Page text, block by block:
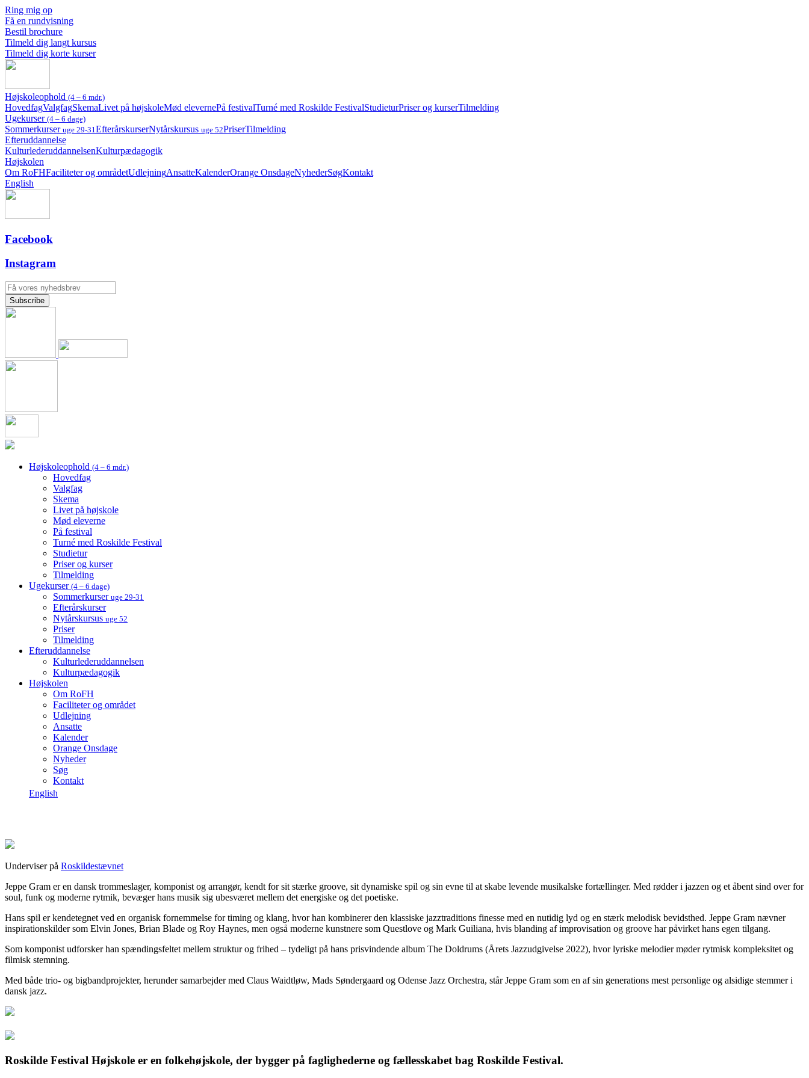
Ring mig op
Få en rundvisning
Bestil brochure
Tilmeld dig langt kursus
Tilmeld dig korte kurser
Højskoleophold (4 – 6 mdr.)
HovedfagValgfagSkemaLivet på højskoleMød elevernePå festivalTurné med Roskilde FestivalStudieturPriser og kurserTilmelding
Ugekurser (4 – 6 dage)
Sommerkurser uge 29-31EfterårskurserNytårskursus uge 52PriserTilmelding
Efteruddannelse
KulturlederuddannelsenKulturpædagogik
Højskolen
Om RoFHFaciliteter og områdetUdlejningAnsatteKalenderOrange OnsdageNyhederSøgKontakt
English
Facebook
Instagram
Højskoleophold (4 – 6 mdr.)
Hovedfag
Valgfag
Skema
Livet på højskole
Mød eleverne
På festival
Turné med Roskilde Festival
Studietur
Priser og kurser
Tilmelding
Ugekurser (4 – 6 dage)
Sommerkurser uge 29-31
Efterårskurser
Nytårskursus uge 52
Priser
Tilmelding
Efteruddannelse
Kulturlederuddannelsen
Kulturpædagogik
Højskolen
Om RoFH
Faciliteter og området
Udlejning
Ansatte
Kalender
Orange Onsdage
Nyheder
Søg
Kontakt
English
Underviser på Roskildestævnet
Jeppe Gram er en dansk trommeslager, komponist og arrangør, kendt for sit stærke groove, sit dynamiske spil og sin evne til at skabe levende musikalske fortællinger. Med rødder i jazzen og et åbent sind over for
soul, funk og moderne rytmik, bevæger hans musik sig ubesværet mellem det energiske og det poetiske.
Hans spil er kendetegnet ved en organisk fornemmelse for timing og klang, hvor han kombinerer den klassiske jazztraditions finesse med en nutidig lyd og en stærk melodisk bevidsthed. Jeppe Gram nævner
inspirationskilder som Elvin Jones, Brian Blade og Roy Haynes, men også moderne kunstnere som Questlove og Mark Guiliana, hvis blanding af improvisation og groove har påvirket hans egen tilgang.
Som komponist udforsker han spændingsfeltet mellem struktur og frihed – tydeligt på hans prisvindende album The Doldrums (Årets Jazzudgivelse 2022), hvor lyriske melodier møder rytmisk kompleksitet og
filmisk stemning.
Med både trio- og bigbandprojekter, herunder samarbejder med Claus Waidtløw, Mads Søndergaard og Odense Jazz Orchestra, står Jeppe Gram som en af sin generations mest personlige og alsidige stemmer i
dansk jazz.
Roskilde Festival Højskole er en folkehøjskole, der bygger på faglighederne og fællesskabet bag Roskilde Festival.